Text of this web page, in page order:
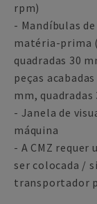
rpm)
- Mandíbulas
matéria-prima
quadradas 30
peças
mm,
- Janela de
máquina
- A CMZ requer
ser colocada /
transportador